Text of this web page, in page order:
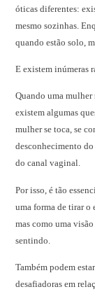
óticas diferentes:
mesmo sozinhas.
quando estão solo,
E existem inúmeras
Quando uma mulher
existem algumas
mulher se toca, se
desconhecimento
do canal vaginal.
Por isso, é tão
uma forma de tirar o
mas como uma
sentindo.
Também podem
desafiadoras em